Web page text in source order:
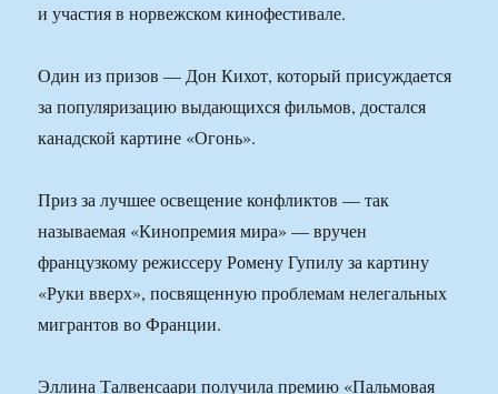
и участия в норвежском кинофестивале.
Один из призов — Дон Кихот, который присуждается
за популяризацию выдающихся фильмов, достался
канадской картине «Огонь».
Приз за лучшее освещение конфликтов — так
называемая «Кинопремия мира» — вручен
французкому режиссеру Ромену Гупилу за картину
«Руки вверх», посвященную проблемам нелегальных
мигрантов во Франции.
Эллина Талвенсаари получила премию «Пальмовая